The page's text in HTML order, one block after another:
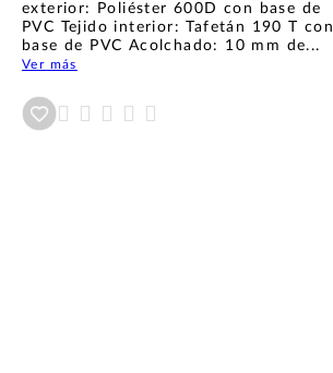
exterior: Poliéster 600D con base de
PVC Tejido interior: Tafetán 190 T con
base de PVC Acolchado: 10 mm de...
Ver más